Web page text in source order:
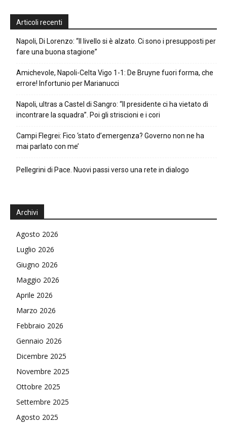
Articoli recenti
Napoli, Di Lorenzo: “Il livello si è alzato. Ci sono i presupposti per
fare una buona stagione”
Amichevole, Napoli-Celta Vigo 1-1: De Bruyne fuori forma, che
errore! Infortunio per Marianucci
Napoli, ultras a Castel di Sangro: “Il presidente ci ha vietato di
incontrare la squadra”. Poi gli striscioni e i cori
Campi Flegrei: Fico ‘stato d’emergenza? Governo non ne ha
mai parlato con me’
Pellegrini di Pace. Nuovi passi verso una rete in dialogo
Archivi
Agosto 2026
Luglio 2026
Giugno 2026
Maggio 2026
Aprile 2026
Marzo 2026
Febbraio 2026
Gennaio 2026
Dicembre 2025
Novembre 2025
Ottobre 2025
Settembre 2025
Agosto 2025